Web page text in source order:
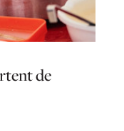
de